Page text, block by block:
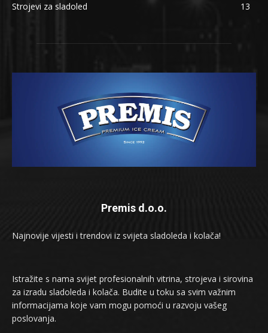
Strojevi za sladoled
13
Premis d.o.o.
Najnovije vijesti i trendovi iz svijeta sladoleda i kolača!
Istražite s nama svijet profesionalnih vitrina, strojeva i sirovina
za izradu sladoleda i kolača. Budite u toku sa svim važnim
informacijama koje vam mogu pomoći u razvoju vašeg
poslovanja.